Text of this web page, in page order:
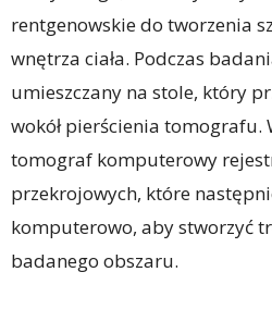
rentgenowskie do tworzenia
wnętrza ciała. Podczas
umieszczany na stole, który
wokół pierścienia tomografu.
tomograf komputerowy
przekrojowych, które
komputerowo, aby stworzyć
badanego obszaru.